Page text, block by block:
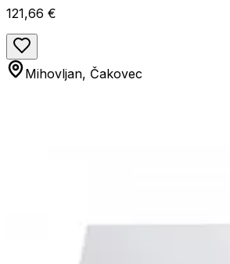
121,66 €
Mihovljan, Čakovec